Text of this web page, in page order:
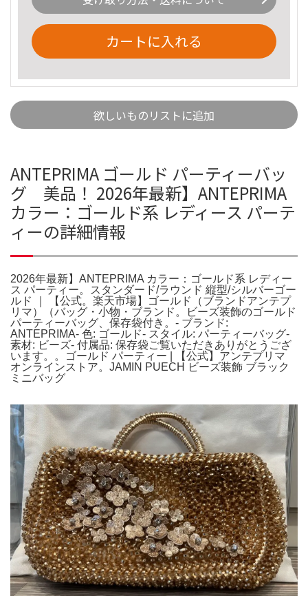
カートに入れる
欲しいものリストに追加
ANTEPRIMA ゴールド パーティーバッ
グ 美品！ 2026年最新】ANTEPRIMA
カラー：ゴールド系 レディース パーテ
ィーの詳細情報
2026年最新】ANTEPRIMA カラー：ゴールド系 レディー
ス パーティー。スタンダード/ラウンド 縦型/シルバーゴー
ルド ｜ 【公式。楽天市場】ゴールド（ブランドアンテプ
リマ）（バッグ・小物・ブランド。ビーズ装飾のゴールド
パーティーバッグ、保存袋付き。- ブランド:
ANTEPRIMA- 色: ゴールド- スタイル: パーティーバッグ-
素材: ビーズ- 付属品: 保存袋ご覧いただきありがとうござ
います。。ゴールド パーティー | 【公式】アンテプリマ
オンラインストア。JAMIN PUECH ビーズ装飾 ブラック
ミニバッグ